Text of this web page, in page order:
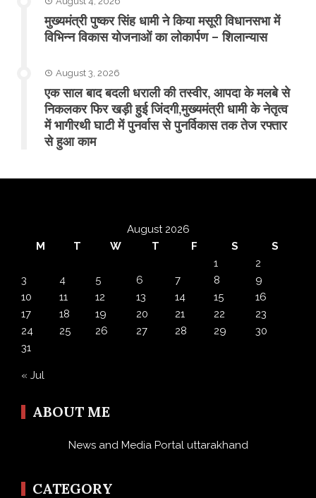
मुख्यमंत्री पुष्कर सिंह धामी ने किया मसूरी विधानसभा में
विभिन्न विकास योजनाओं का लोकार्पण – शिलान्यास
August 3, 2026
एक साल बाद बदली धराली की तस्वीर, आपदा के मलबे से
निकलकर फिर खड़ी हुई जिंदगी,मुख्यमंत्री धामी के नेतृत्व
में भागीरथी घाटी में पुनर्वास से पुनर्विकास तक तेज रफ्तार
से हुआ काम
August 2026
M
T W T F S
S
1
2
3
4 5 6 7 8
9
10
11 12 13 14 15
16
17
18 19 20 21 22
23
24
25 26 27 28 29
30
31
« Jul
ABOUT ME
News and Media Portal uttarakhand
CATEGORY